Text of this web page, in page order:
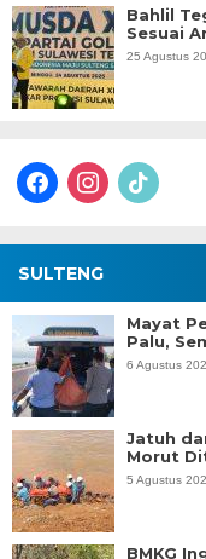
Bahlil
Sesuai
25 Agustus
facebookinstagram
tiktok
SULTENG
Mayat
Palu,
6 Agustus
Jatuh
Morut
5 Agustus
BMKG